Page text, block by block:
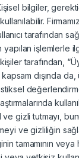
bilgiler,
tarafından
işlemlerle
tarafından,
dışında
gizli tutmayı,
ve gizliliğin
tamamının veya